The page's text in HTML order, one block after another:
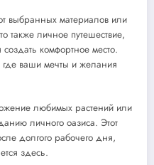
выбранных материалов или
также личное путешествие,
комфортное место.
где ваши мечты и желания
любимых растений или
личного оазиса. Этот
долгого рабочего дня,
здесь.